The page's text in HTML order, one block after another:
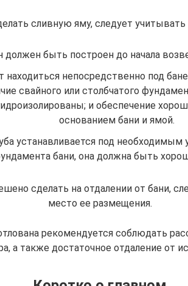
сливную яму, следует
должен быть построен до начала
находиться непосредственно под
свайного или столбчатого
и обеспечение
основанием бани и ямой.
устанавливается под необходимым
бани, она должна быть
сделать на отдалении от бани,
место ее размещения.
рекомендуется соблюдать
а также достаточное отдаление от